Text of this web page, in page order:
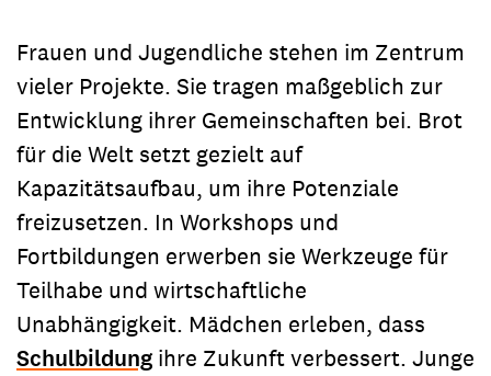
Frauen und Jugendliche stehen im Zentrum
vieler Projekte. Sie tragen maßgeblich zur
Entwicklung ihrer Gemeinschaften bei. Brot
für die Welt setzt gezielt auf
Kapazitätsaufbau, um ihre Potenziale
freizusetzen. In Workshops und
Fortbildungen erwerben sie Werkzeuge für
Teilhabe und wirtschaftliche
Unabhängigkeit. Mädchen erleben, dass
Schulbildung ihre Zukunft verbessert. Junge